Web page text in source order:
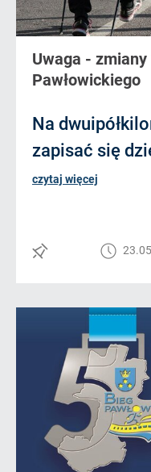
Uwaga -
Pawłowickiego
Na
zapisać się
czytaj więcej